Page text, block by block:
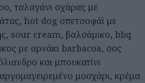
ταλαγάνι σχάρας με
hot dog σπετσοφάϊ με
sour cream, βαλσάμικο, bbq
με αρνάκι barbacoa, σος
και μπουκατίνι
μοσχάρι, κρέμα